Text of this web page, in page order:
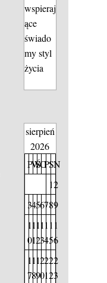
wspieraj
ące
świado
my styl
życia
sierpień
2026
PW
ŚCPSN
12
3456789
1
0
1
1
1
2
1
3
1
4
1
5
1
6
1
7
1
8
1
9
2
0
2
1
2
2
2
3